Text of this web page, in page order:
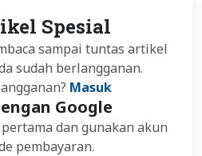
Spesial
sampai tuntas artikel
sudah berlangganan.
Masuk
Google
dan gunakan akun
pembayaran.